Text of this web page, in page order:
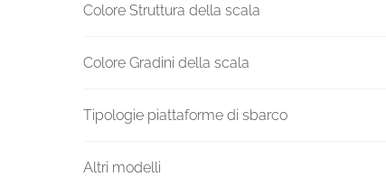
Colore Struttura della scala
Colore Gradini della scala
Tipologie piattaforme di sbarco
Altri modelli